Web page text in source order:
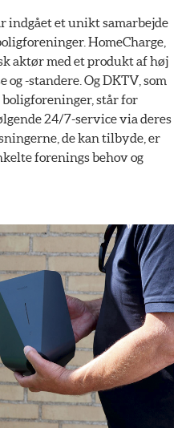
indgået et unikt samarbejde
HomeCharge,
aktør med et produkt af høj
-standere. Og DKTV, som
står for
24/7-service via deres
de kan tilbyde, er
forenings behov og